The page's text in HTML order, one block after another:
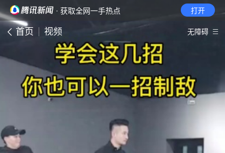
· 获取全网一手热点 打开
首页 视频 无障碍